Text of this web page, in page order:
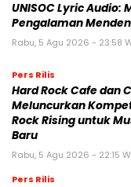
UNISOC Lyric Audio:
Pengalaman
Rabu, 5 Agu 2026 - 23:58
Pers Rilis
Hard Rock Cafe dan
Meluncurkan
Rock Rising untuk
Baru
Rabu, 5 Agu 2026 - 22:15
Pers Rilis